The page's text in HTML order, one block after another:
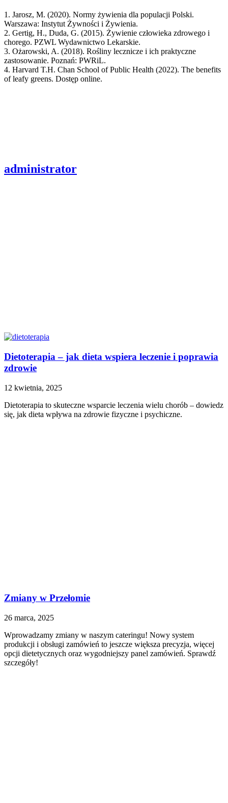
1. Jarosz, M. (2020). Normy żywienia dla populacji Polski.
Warszawa: Instytut Żywności i Żywienia.
2. Gertig, H., Duda, G. (2015). Żywienie człowieka zdrowego i
chorego. PZWL Wydawnictwo Lekarskie.
3. Ożarowski, A. (2018). Rośliny lecznicze i ich praktyczne
zastosowanie. Poznań: PWRiL.
4. Harvard T.H. Chan School of Public Health (2022). The benefits
of leafy greens. Dostęp online.
administrator
Dietoterapia – jak dieta wspiera leczenie i poprawia
zdrowie
12 kwietnia, 2025
Dietoterapia to skuteczne wsparcie leczenia wielu chorób – dowiedz
się, jak dieta wpływa na zdrowie fizyczne i psychiczne.
Zmiany w Przełomie
26 marca, 2025
Wprowadzamy zmiany w naszym cateringu! Nowy system
produkcji i obsługi zamówień to jeszcze większa precyzja, więcej
opcji dietetycznych oraz wygodniejszy panel zamówień. Sprawdź
szczegóły!